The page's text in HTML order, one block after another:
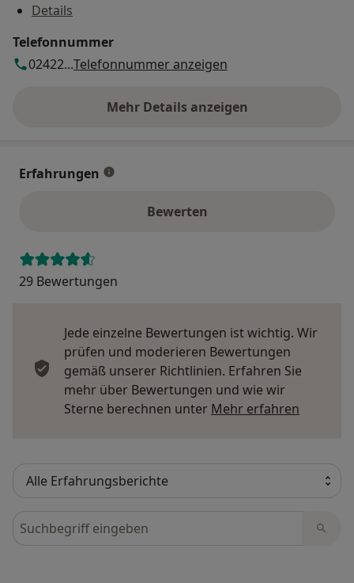
Details
Telefonnummer
02422...Telefonnummer anzeigen
Mehr Details anzeigen
über die Adresse
Erfahrungen
Bewerten
29 Bewertungen
Jede einzelne Bewertungen ist wichtig. Wir
prüfen und moderieren Bewertungen
gemäß unserer Richtlinien. Erfahren Sie
mehr über Bewertungen und wie wir
Sterne berechnen unter Mehr erfahren
Bewertungen durchsuchen